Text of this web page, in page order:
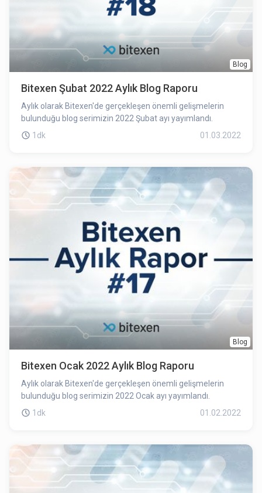
Blog
Bitexen Şubat 2022 Aylık Blog Raporu
Aylık olarak Bitexen'de gerçekleşen önemli gelişmelerin
bulunduğu blog serimizin 2022 Şubat ayı yayımlandı.
1dk
01.03.2022
Blog
Bitexen Ocak 2022 Aylık Blog Raporu
Aylık olarak Bitexen'de gerçekleşen önemli gelişmelerin
bulunduğu blog serimizin 2022 Ocak ayı yayımlandı.
1dk
01.02.2022